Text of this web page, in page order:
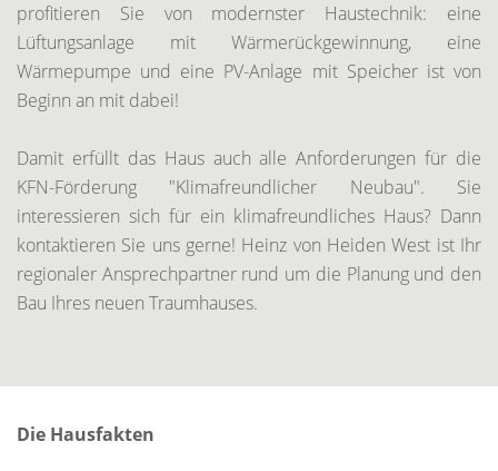
profitieren Sie von modernster Haustechnik: eine
Lüftungsanlage mit Wärmerückgewinnung, eine
Wärmepumpe und eine PV-Anlage mit Speicher ist von
Beginn an mit dabei!
Damit erfüllt das Haus auch alle Anforderungen für die
KFN-Förderung "Klimafreundlicher Neubau". Sie
interessieren sich für ein klimafreundliches Haus? Dann
kontaktieren Sie uns gerne! Heinz von Heiden West ist Ihr
regionaler Ansprechpartner rund um die Planung und den
Bau Ihres neuen Traumhauses.
Die Hausfakten